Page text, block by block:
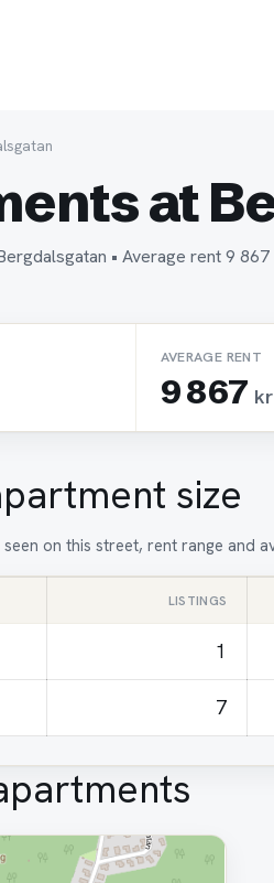
at
• Average rent 9
AVERAGE RENT
9 867 kr
size
on this street, rent range and
LISTINGS
1
7